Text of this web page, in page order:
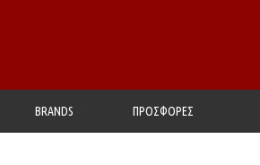
BRANDS ΠΡΟΣΦΟΡΕΣ